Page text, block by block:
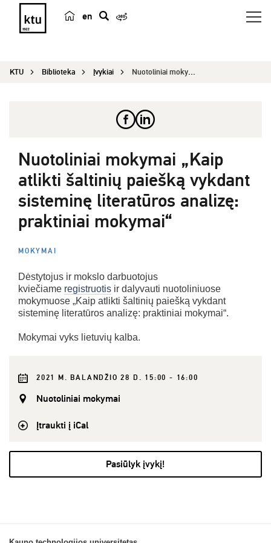
en
e
KTU Biblioteka Įvykiai Nuotoliniai mokymai „Kaip atlikti šaltinių paieš...
Nuotoliniai mokymai „Kaip
atlikti šaltinių paiešką vykdant
sisteminę literatūros analizę:
praktiniai mokymai“
MOKYMAI
Dėstytojus ir mokslo darbuotojus
kviečiame registruotis ir dalyvauti nuotoliniuose
mokymuose „Kaip atlikti šaltinių paiešką vykdant
sisteminę literatūros analizę: praktiniai mokymai“.
Mokymai vyks lietuvių kalba.
2021 M. BALANDŽIO 28 D. 15:00 - 16:00
Nuotoliniai mokymai
Įtraukti į iCal
Pasiūlyk įvykį!